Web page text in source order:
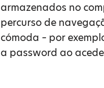
armazenados no
percurso de
cómoda – por
a password ao